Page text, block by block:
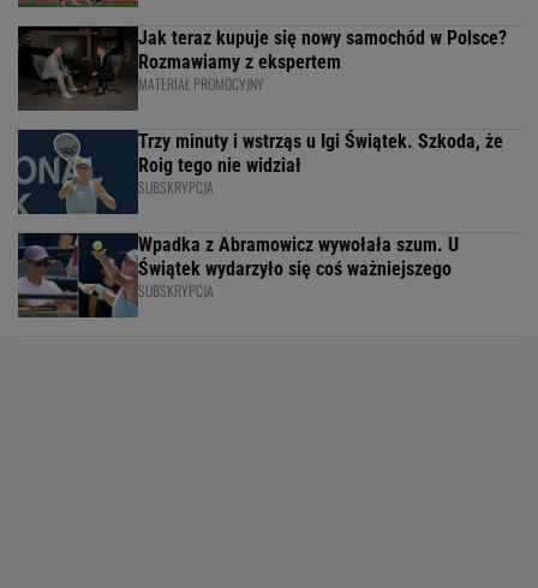
Jak teraz kupuje się nowy samochód w Polsce?
Rozmawiamy z ekspertem
MATERIAŁ PROMOCYJNY
Trzy minuty i wstrząs u Igi Świątek. Szkoda, że
Roig tego nie widział
SUBSKRYPCJA
Wpadka z Abramowicz wywołała szum. U
Świątek wydarzyło się coś ważniejszego
SUBSKRYPCJA